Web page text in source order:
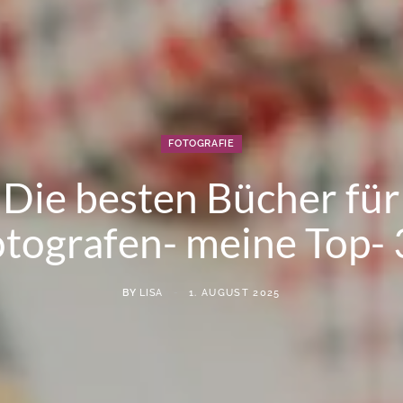
FOTOGRAFIE
Die besten Bücher für
meine Top-
BY LISA 1. AUGUST 2025